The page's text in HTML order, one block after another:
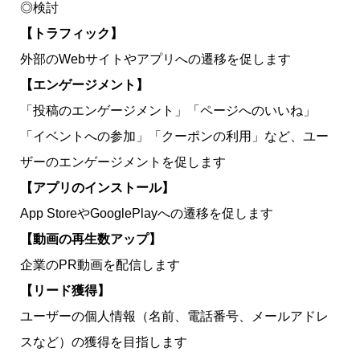
◎検討
【トラフィック】
外部のWebサイトやアプリへの遷移を促します
【エンゲージメント】
「投稿のエンゲージメント」「ページへのいいね」
「イベントへの参加」「クーポンの利用」など、ユー
ザーのエンゲージメントを促します
【アプリのインストール】
App StoreやGooglePlayへの遷移を促します
【動画の再生数アップ】
企業のPR動画を配信します
【リード獲得】
ユーザーの個人情報（名前、電話番号、メールアドレ
スなど）の獲得を目指します